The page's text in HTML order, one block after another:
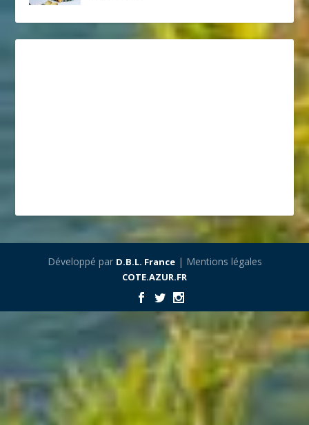
Développé par D.B.L. France| Mentions légales
COTE.AZUR.FR